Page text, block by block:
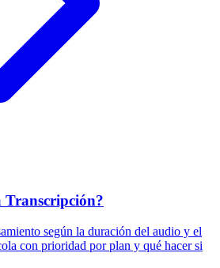
Transcripción?
según la duración del audio y el
con prioridad por plan y qué hacer si